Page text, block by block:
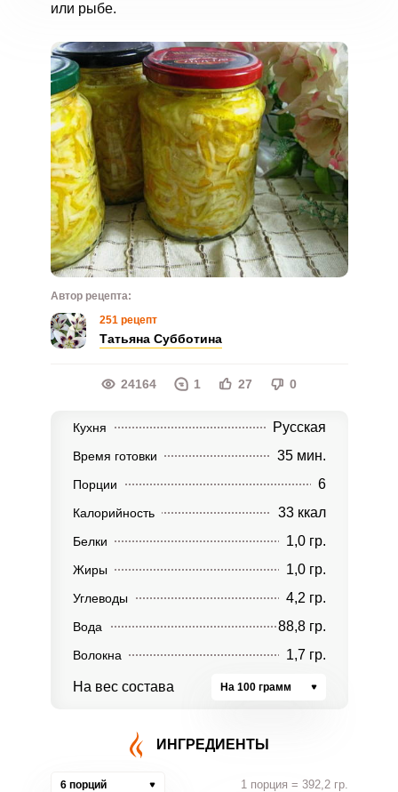
или рыбе.
Автор рецепта:
251 рецепт
Татьяна Субботина
24164 1 27 0
Кухня Русская
Время готовки 35 мин.
Порции 6
Калорийность 33 ккал
Белки 1,0 гр.
Жиры 1,0 гр.
Углеводы 4,2 гр.
Вода 88,8 гр.
Волокна 1,7 гр.
На вес состава На 100 грамм
ИНГРЕДИЕНТЫ
6 порций 1 порция = 392,2 гр.